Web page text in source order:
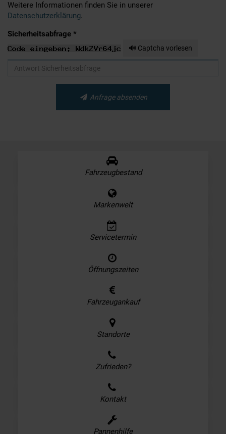
Weitere Informationen finden Sie in unserer
Datenschutzerklärung.
Sicherheitsabfrage *
🔊 Captcha vorlesen
Anfrage absenden
Fahrzeugbestand
Markenwelt
Servicetermin
Öffnungszeiten
Fahrzeugankauf
Standorte
Zufrieden?
Kontakt
Pannenhilfe